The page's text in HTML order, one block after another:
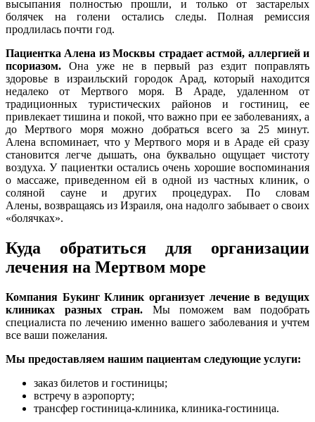
высыпания полностью прошли, и только от застарелых
болячек на голени остались следы. Полная ремиссия
продлилась почти год.
Пациентка Алена из Москвы страдает астмой, аллергией и
псориазом. Она уже не в первый раз ездит поправлять
здоровье в израильский городок Арад, который находится
недалеко от Мертвого моря. В Араде, удаленном от
традиционных туристических районов и гостиниц, ее
привлекает тишина и покой, что важно при ее заболеваниях, а
до Мертвого моря можно добраться всего за 25 минут.
Алена вспоминает, что у Мертвого моря и в Араде ей сразу
становится легче дышать, она буквально ощущает чистоту
воздуха. У пациентки остались очень хорошие воспоминания
о массаже, приведенном ей в одной из частных клиник, о
соляной сауне и других процедурах. По словам
Алены, возвращаясь из Израиля, она надолго забывает о своих
«болячках».
Куда обратиться для организации
лечения на Мертвом море
Компания Букинг Клиник организует лечение в ведущих
клиниках разных стран. Мы поможем вам подобрать
специалиста по лечению именно вашего заболевания и учтем
все ваши пожелания.
Мы предоставляем нашим пациентам следующие услуги:
заказ билетов и гостиницы;
встречу в аэропорту;
трансфер гостиница-клиника, клиника-гостиница.